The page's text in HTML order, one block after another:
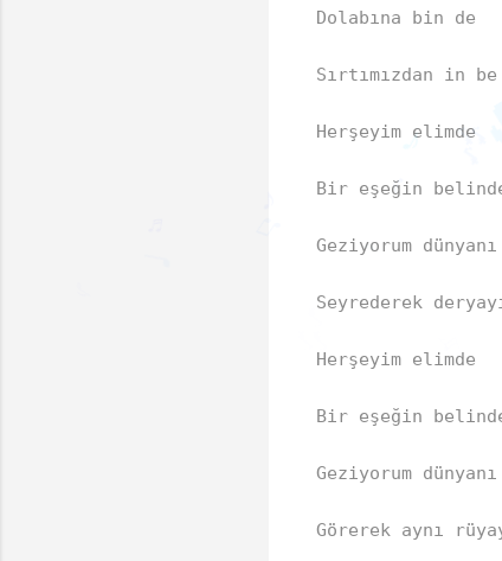
Dolabına bin de
Sırtımızdan in
Herşeyim elimde
Bir eşeğin
Geziyorum
Seyrederek
Herşeyim elimde
Bir eşeğin
Geziyorum
Görerek aynı
♪
♪
🎶
🎵
🎵